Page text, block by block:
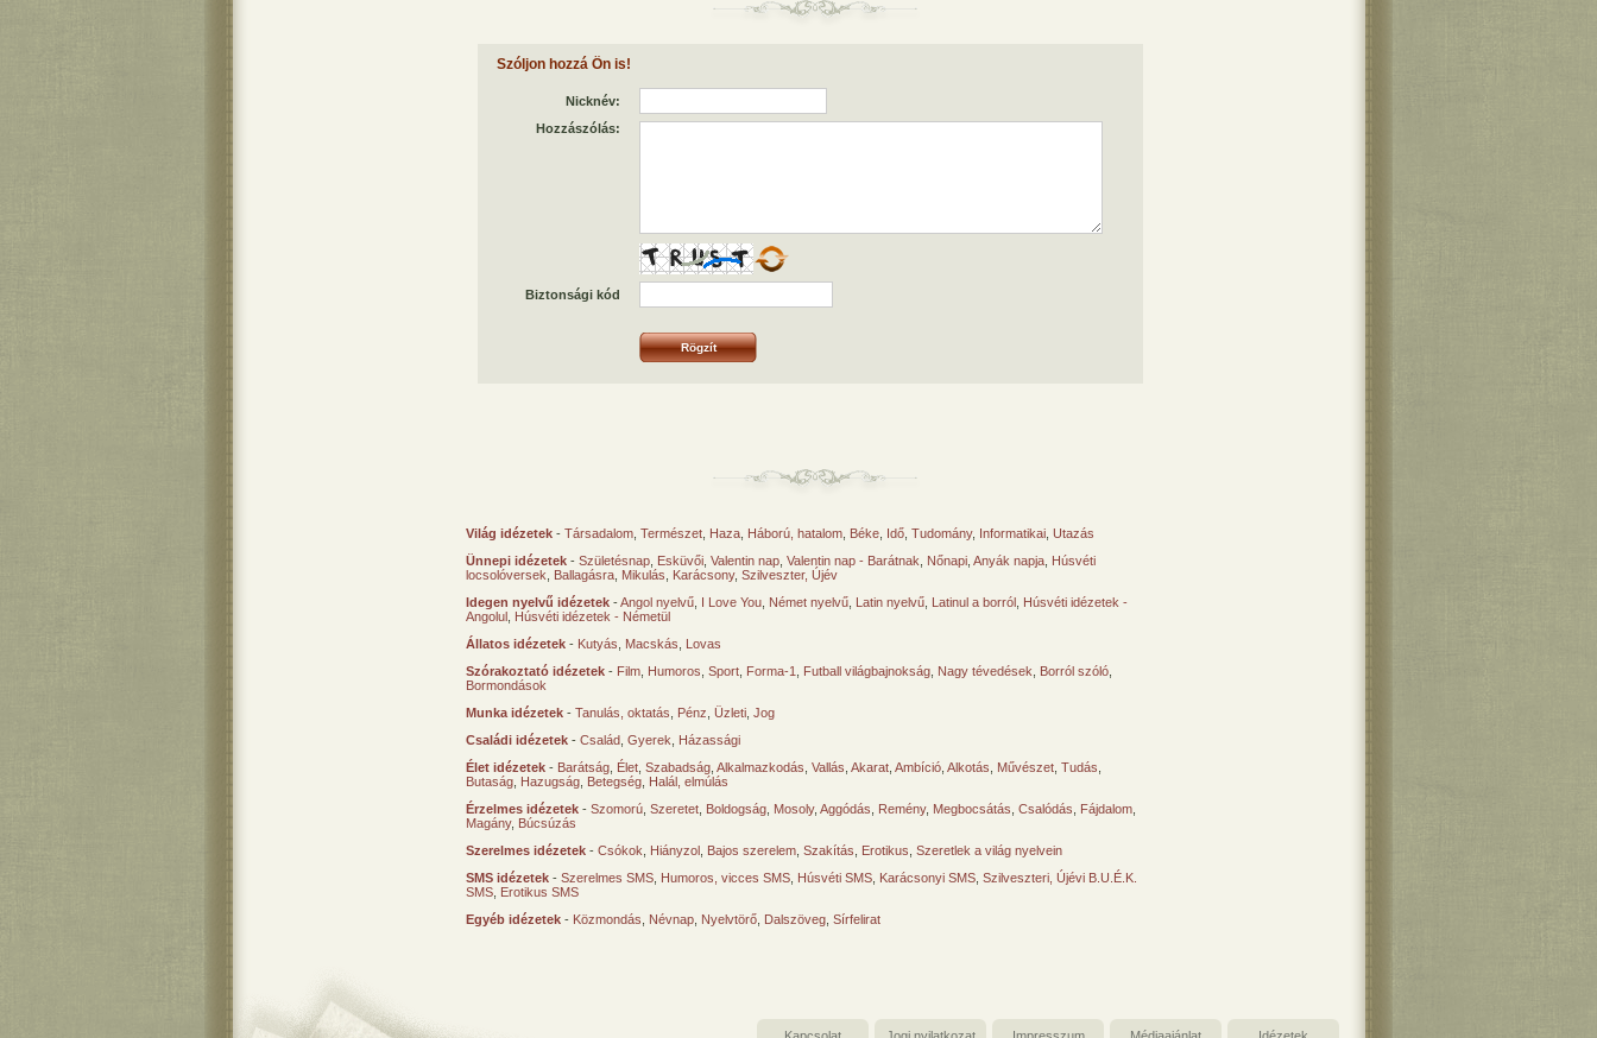
Szóljon hozzá Ön is!
Nicknév:
Hozzászólás:
Biztonsági kód
Világ idézetek - Társadalom Természet Haza Háború, hatalom Béke Idő Tudomány, Informatikai Utazás
Ünnepi idézetek - Születésnap Esküvői Valentin nap Valentin nap - Barátnak Nőnapi Anyák napja Húsvéti
locsolóversek
Ballagásra Mikulás Karácsony, Szilveszter, Újév
Idegen nyelvű idézetek -Angol nyelvű I Love You Német nyelvű Latin nyelvű Latinul a borról Húsvéti idézetek -
Angolul Húsvéti idézetek - Németül
Állatos idézetek - Kutyás Macskás
Lovas
Szórakoztató idézetek - Film Humoros Sport Forma-1 Futball világbajnokság Nagy tévedések Borról szóló
Bormondások
Munka idézetek - Tanulás, oktatás Pénz Üzleti Jog
Családi idézetek - Család Gyerek
Házassági
Élet idézetek - Barátság Élet Szabadság Alkalmazkodás Vallás Akarat Ambíció Alkotás Művészet Tudás
Butaság Hazugság Betegség Halál, elmúlás
Érzelmes idézetek - Szomorú Szeretet Boldogság Mosoly, Aggódás Remény, Megbocsátás Csalódás Fájdalom
Magány, Búcsúzás
Szerelmes idézetek - Csókok Hiányzol Bajos szerelem Szakítás Erotikus Szeretlek a világ nyelvein
SMS idézetek - Szerelmes SMS Humoros, vicces SMS Húsvéti SMS Karácsonyi SMS Szilveszteri, Újévi B.U.É.K.
SMS Erotikus SMS
Egyéb idézetek - Közmondás Névnap Nyelvtörő Dalszöveg Sírfelirat